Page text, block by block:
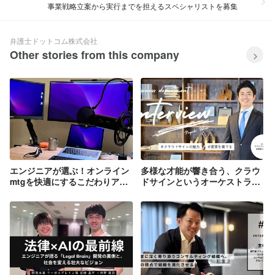
事業戦略立案から実行までを担えるスペシャリストを募集
弁護士ドットコム株式会社
Other stories from this company
エンジニアが選ぶ！オンライン
mtgを快適にするこだわりアイ
多様な才能が響き合う、クラウ
ドサインというオーケストラ
【事業部インタビューVol.2】／
執行役員 クラウドサイン事業本
部 本部長 根垣昂平